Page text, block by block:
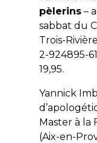
pèlerins–
sabbat du
Trois-
2-924895-
19,95.
Yannick
Master à la
(Aix-en-